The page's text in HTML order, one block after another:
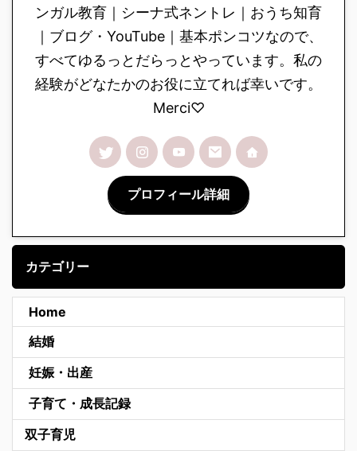
ンガル教育｜シーナ式ネントレ｜おうち知育
｜ブログ・YouTube｜基本ポンコツなので、
すべてゆるっとだらっとやっています。私の
経験がどなたかのお役に立てれば幸いです。
Merci♡
プロフィール詳細
カテゴリー
Home
結婚
妊娠・出産
子育て・成長記録
双子育児